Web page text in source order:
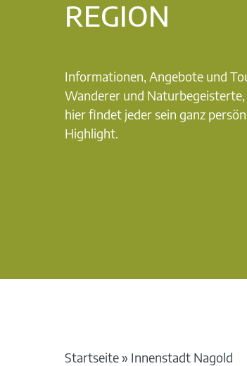
REGION
Informationen, Angebote und
Wanderer und
hier findet jeder sein ganz
Highlight.
Startseite» Innenstadt Nagold